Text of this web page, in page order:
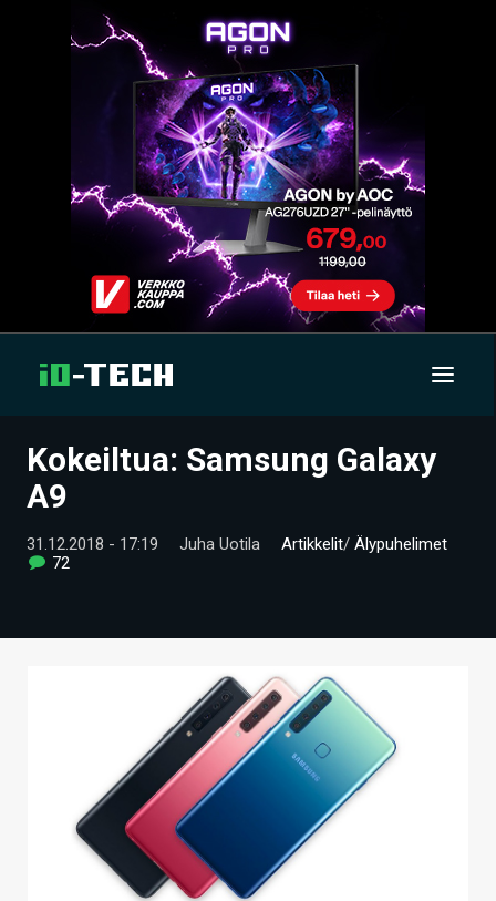
UUTISET
VIDEOT
VAIHDA TEEMA
Kokeiltua: Samsung Galaxy
A9
31.12.2018 - 17:19 Juha Uotila Artikkelit/ Älypuhelimet
72